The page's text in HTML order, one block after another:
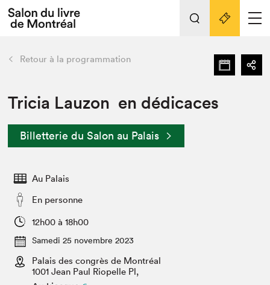
Espace exposant⋅e⋅s
Espace enseignant·e·s
Espace médias
L'événement
Préparer sa visite au Salon
Actualités
SLM PRO
retour Nos activités
Préparer sa visite
Salon dans la ville et en ligne
Projets partenaires
Liens pratiques
Retour à la programmation
Tricia Lauzon en dédicaces
Billetterie du Salon au Palais
Au Palais
En personne
12h00 à 18h00
Samedi 25 novembre 2023
Palais des congrès de Montréal
1001 Jean Paul Riopelle Pl,